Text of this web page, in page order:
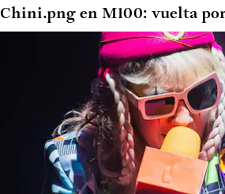
Chini.png en M100: vuelta